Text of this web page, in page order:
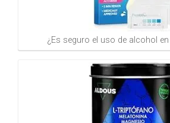
¿Es seguro el uso de alcohol